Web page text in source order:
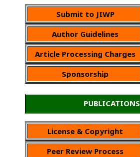
Submit to JIWP
Author Guidelines
Article Processing Charges
Sponsorship
PUBLICATIONS
License & Copyright
Peer Review Process